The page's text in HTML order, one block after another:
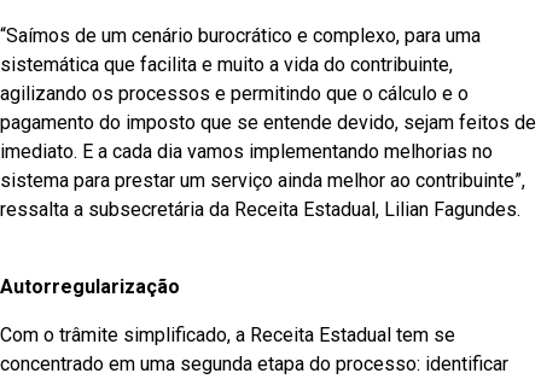
“Saímos de um cenário burocrático e complexo, para uma
sistemática que facilita e muito a vida do contribuinte,
agilizando os processos e permitindo que o cálculo e o
pagamento do imposto que se entende devido, sejam feitos de
imediato. E a cada dia vamos implementando melhorias no
sistema para prestar um serviço ainda melhor ao contribuinte”,
ressalta a subsecretária da Receita Estadual, Lilian Fagundes.
Autorregularização
Com o trâmite simplificado, a Receita Estadual tem se
concentrado em uma segunda etapa do processo: identificar